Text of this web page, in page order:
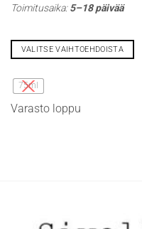
Toimitusaika:5–18 päivää
VALITSE VAIHTOEHDOISTA
tuotteella
on
useampi
75ml
Varasto loppu